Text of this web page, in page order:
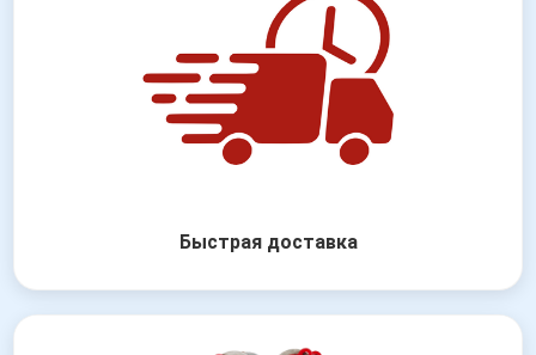
Быстрая доставка